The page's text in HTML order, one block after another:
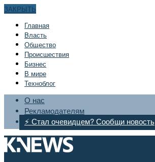
ЗАКРЫТЬ
Главная
Bласть
Общество
Происшествия
Бизнес
В мире
Техноблог
О нас
Рекламодателям
⚡ Стал очевидцем? Сообщи новость